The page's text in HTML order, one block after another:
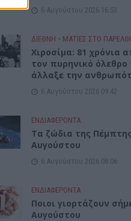
6 Αυγούστου 2026 16:53
ΔΙΕΘΝΗ • ΜΑΤΙΕΣ ΣΤΟ
Χιροσίμα: 81 χρόνια
τον πυρηνικό όλεθρο
άλλαξε την
6 Αυγούστου 2026 09:42
ΕΝΔΙΑΦΕΡΟΝΤΑ
Tα ζώδια της
Αυγούστου
6 Αυγούστου 2026 08:06
ΕΝΔΙΑΦΕΡΟΝΤΑ
Ποιοι γιορτάζουν
Αυγούστου